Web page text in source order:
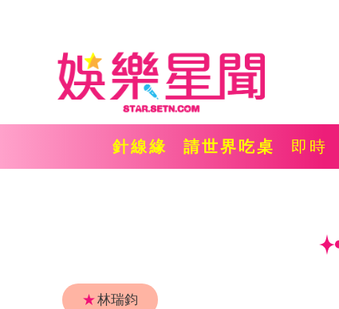
針線緣 請世界吃桌 即時
★林瑞鈞